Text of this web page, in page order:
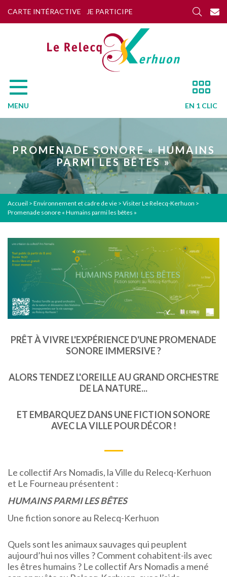
CARTE INTÉRACTIVE JE PARTICIPE
MENU EN 1 CLIC
PROMENADE SONORE « HUMAINS
PARMI LES BÊTES »
Accueil > Environnement et cadre de vie > Visiter Le Relecq-Kerhuon >
Promenade sonore « Humains parmi les bêtes »
PRÊT À VIVRE L'EXPÉRIENCE D'UNE PROMENADE
SONORE IMMERSIVE ?
ALORS TENDEZ L'OREILLE AU GRAND ORCHESTRE
DE LA NATURE...
ET EMBARQUEZ DANS UNE FICTION SONORE
AVEC LA VILLE POUR DÉCOR !
Le collectif Ars Nomadis, la Ville du Relecq-Kerhuon
et Le Fourneau présentent :
HUMAINS PARMI LES BÊTES
Une fiction sonore au Relecq-Kerhuon
Quels sont les animaux sauvages qui peuplent
aujourd’hui nos villes ? Comment cohabitent-ils avec
les êtres humains ? Le collectif Ars Nomadis a mené